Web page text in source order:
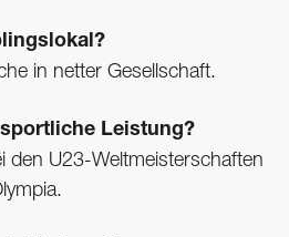
in netter Gesellschaft.
­Leistung?
den U23-Weltmeisterschaften